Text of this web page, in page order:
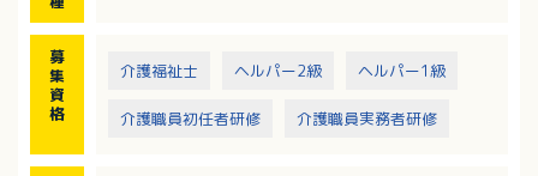
募
集
資
格
介護福祉士 ヘルパー2級 ヘルパー1級
介護職員初任者研修 介護職員実務者研修